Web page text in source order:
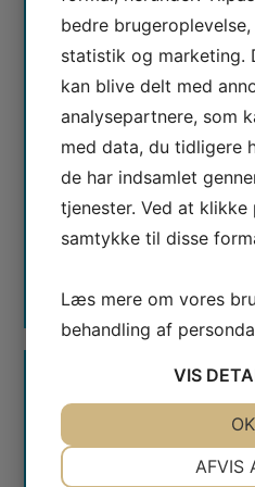
Jeg er ikke en robot
bedre
statistik og marketing.
kan blive delt med
analysepartnere, som
med data, du tidligere
de har indsamlet
tjenester. Ved at klikke
samtykke til disse
Læs mere om vores
behandling af
VIS
AFVIS
OK